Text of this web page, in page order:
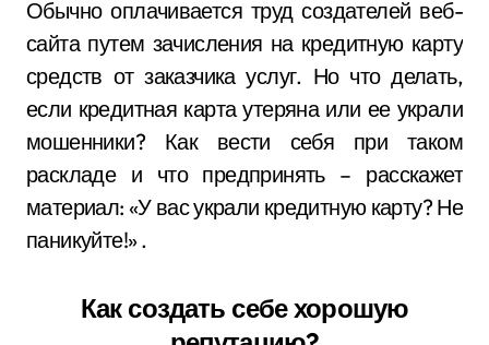
Обычно оплачивается труд создателей веб-
сайта путем зачисления на кредитную карту
средств от заказчика услуг. Но что делать,
если кредитная карта утеряна или ее украли
мошенники? Как вести себя при таком
раскладе и что предпринять – расскажет
материал: «У вас украли кредитную карту? Не
паникуйте!» .
Как создать себе хорошую